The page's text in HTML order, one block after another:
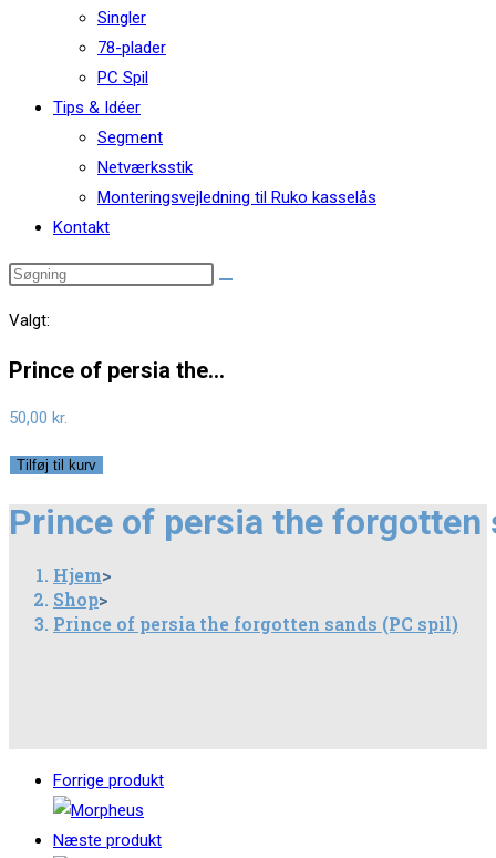
Singler
78-plader
PC Spil
Tips & Idéer
Segment
Netværksstik
Monteringsvejledning til Ruko kasselås
Kontakt
Valgt:
Prince of persia the…
50,00 kr.
Prince
persia
forgotten
sands
Tilføj til kurv
Prince of persia the forgotten
Hjem>
Shop>
Prince of persia the forgotten sands (PC spil)
Forrige produkt
Næste produkt